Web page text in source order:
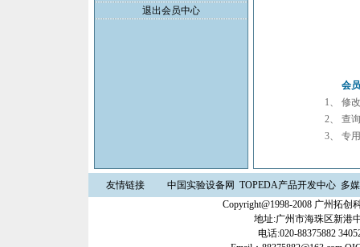
退出会员中心
会
1、
修
2、
查
3、
专
友情链接 中国实验设备网 TOPEDA产品开发中心 多
Copyright@1998-2008 广州拓
地址:广州市海珠区新港
电话:020-88375882